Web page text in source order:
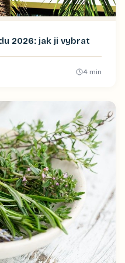
2026: jak ji vybrat
4 min